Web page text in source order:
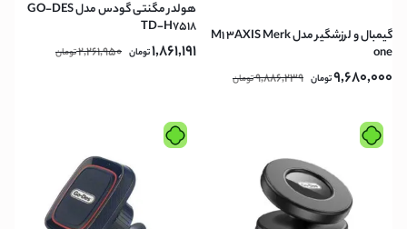
گیمبال و لرزشگیر مدل M1 3AXIS Merk
one
9,680,000تومان 9,886,239تومان
هولدر مگنتی گودس مدل GO-DES
TD-H7518
1,861,191تومان 2,261,950تومان